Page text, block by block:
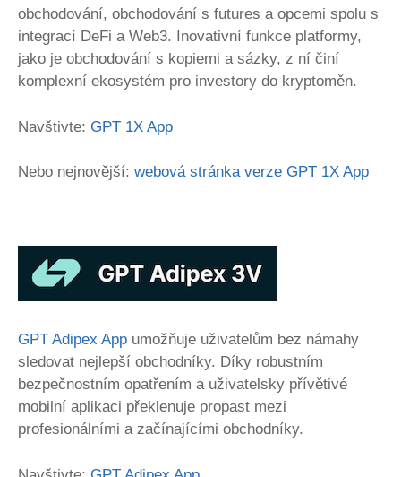
obchodování, obchodování s futures a opcemi spolu s
integrací DeFi a Web3. Inovativní funkce platformy,
jako je obchodování s kopiemi a sázky, z ní činí
komplexní ekosystém pro investory do kryptoměn.
Navštivte: GPT 1X App
Nebo nejnovější: webová stránka verze GPT 1X App
GPT Adipex App umožňuje uživatelům bez námahy
sledovat nejlepší obchodníky. Díky robustním
bezpečnostním opatřením a uživatelsky přívětivé
mobilní aplikaci překlenuje propast mezi
profesionálními a začínajícími obchodníky.